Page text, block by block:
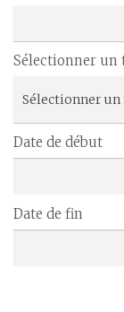
Sélectionner un
Sélectionner un
Date de début
Date de fin